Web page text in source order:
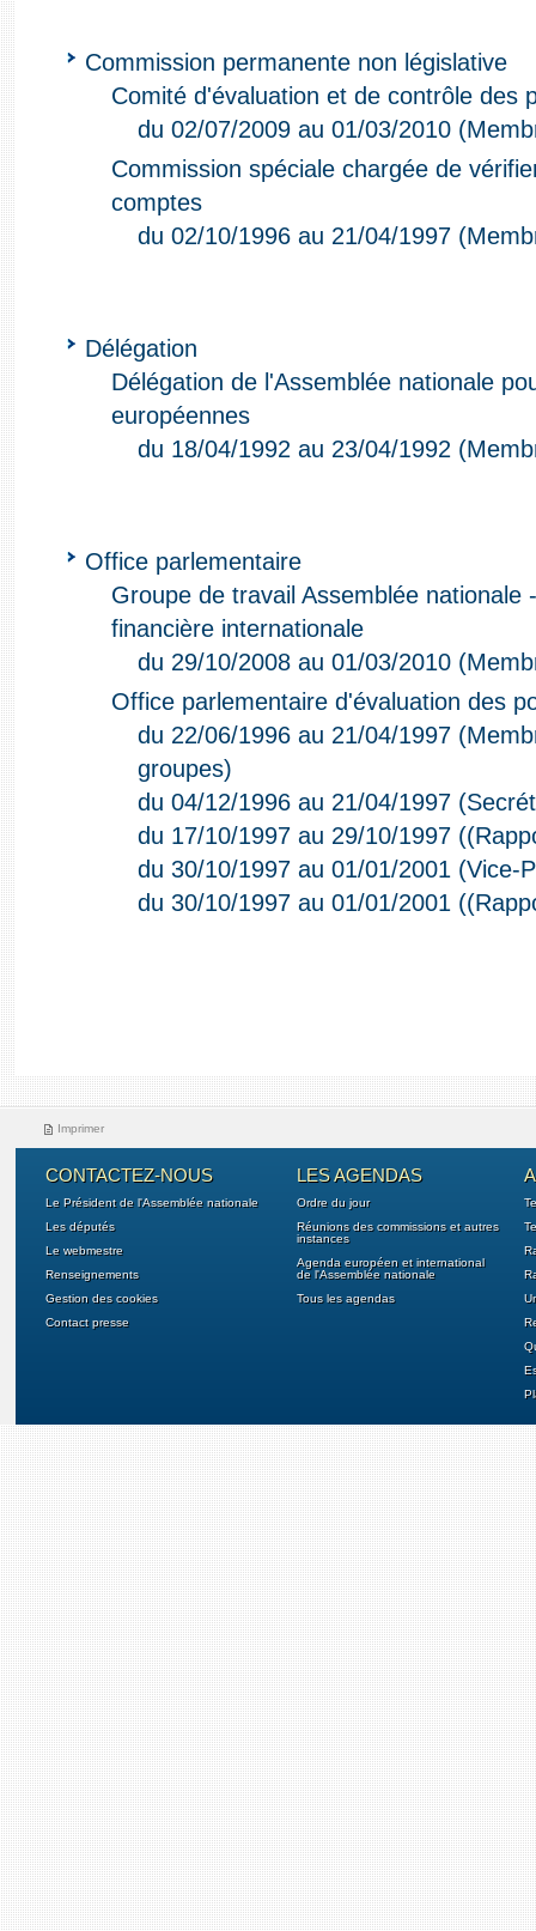
Commission permanente non législative
Comité d'évaluation et de contrôle des
du 02/07/2009 au 01/03/2010
Commission spéciale chargée de
comptes
du 02/10/1996 au 21/04/1997
Délégation
Délégation de l'Assemblée nationale
européennes
du 18/04/1992 au 23/04/1992
Office parlementaire
Groupe de travail Assemblée nationale
financière internationale
du 29/10/2008 au 01/03/2010
Office parlementaire d'évaluation des
du 22/06/1996 au 21/04/1997
groupes)
du 04/12/1996 au 21/04/1997
du 17/10/1997 au 29/10/1997
du 30/10/1997 au 01/01/2001 (Vice-
du 30/10/1997 au 01/01/2001
Imprimer
CONTACTEZ-NOUS
Le Président de l'Assemblée nationale
Les députés
Le webmestre
Renseignements
Gestion des cookies
Contact presse
LES AGENDAS
Ordre du jour
Réunions des commissions et autres
instances
Agenda européen et international
de l'Assemblée nationale
Tous les agendas